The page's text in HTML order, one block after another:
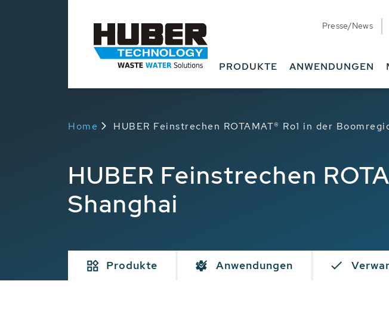
Presse/News
PRODUKTE ANWENDUNGEN
Home HUBER Feinstrechen ROTAMAT® Ro1 in der
HUBER Feinstrechen
Shanghai
Produkte Anwendungen